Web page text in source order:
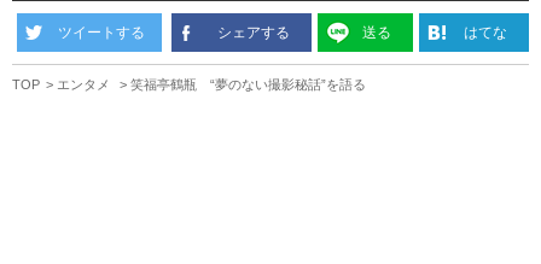
ツイートする シェアする 送る はてな
TOP エンタメ 笑福亭鶴瓶 “夢のない撮影秘話”を語る